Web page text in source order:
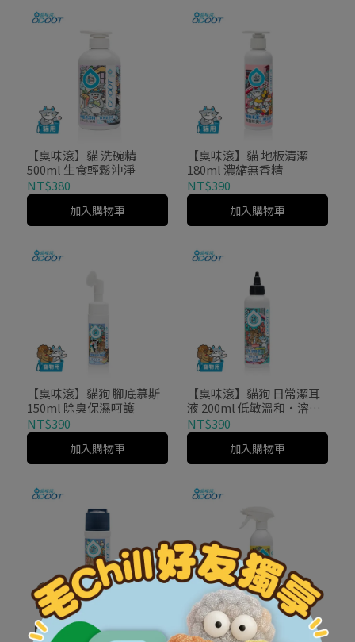
【臭味滾】貓 洗碗精
500ml 生食輕鬆沖淨
NT$380
加入購物車
【臭味滾】貓 地板清潔
180ml 濃縮無香精
NT$390
加入購物車
【臭味滾】貓狗 腳底慕斯
150ml 除臭保濕呵護
NT$390
加入購物車
【臭味滾】貓狗 日常潔耳
液 200ml 低敏溫和・溶解
耳垢
NT$390
加入購物車
【臭味滾】貓狗 乾洗粉
【臭味滾】貓狗 高效泡沫